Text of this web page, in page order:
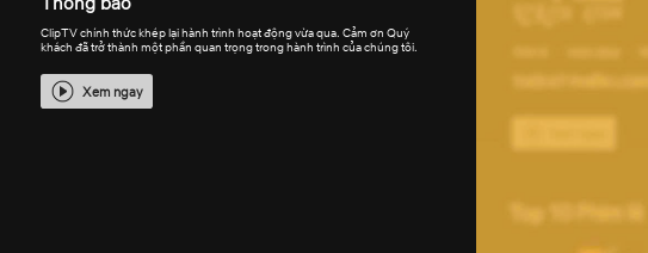
ClipTV chính thức khép lại hành trình hoạt động vừa qua. Cảm ơn Quý
khách đã trở thành một phần quan trọng trong hành trình của chúng tôi.
Xem ngay